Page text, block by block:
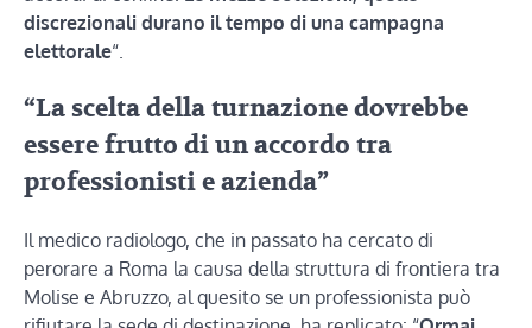
discrezionali durano il tempo di una campagna
elettorale“.
“La scelta della turnazione dovrebbe
essere frutto di un accordo tra
professionisti e azienda”
Il medico radiologo, che in passato ha cercato di
perorare a Roma la causa della struttura di frontiera tra
Molise e Abruzzo, al quesito se un professionista può